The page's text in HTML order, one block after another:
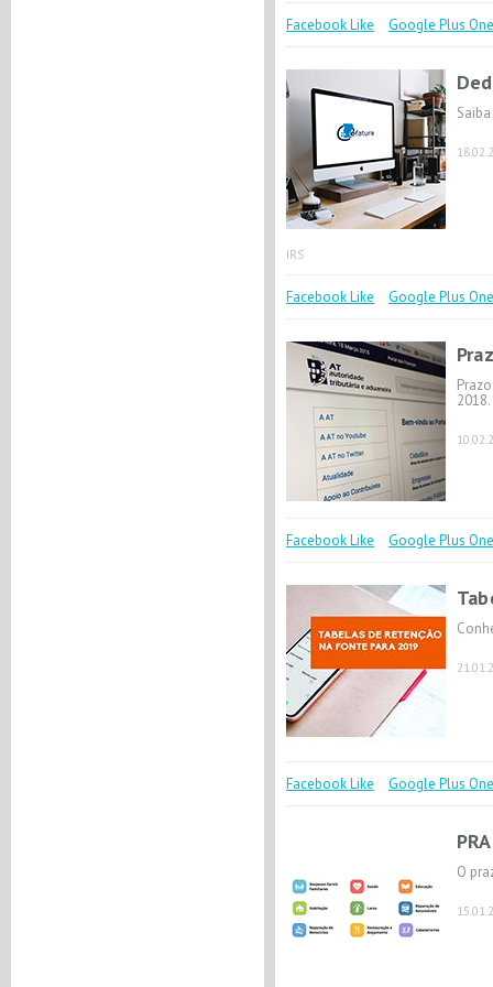
Facebook Like Google Plus One
IRS
Facebook Like Google Plus One
2018.
Facebook Like Google Plus One
Facebook Like Google Plus One
O